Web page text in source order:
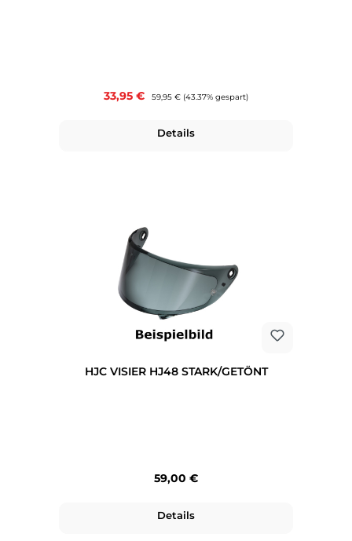
Verkaufspreis:
33,95 € Regulärer Preis:
59,95 € (43.37% gespart)
Details
HJC VISIER HJ48 STARK/GETÖNT
Regulärer Preis:
59,00 €
Details